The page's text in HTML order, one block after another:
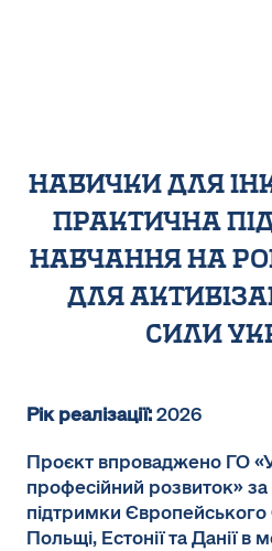
навички для
практична
навчання на
для
сили
Рік реалізації:2026
Проєкт впроваджено ГО
професійний розвиток» за
підтримки
Польщі, Естонії та Данії в